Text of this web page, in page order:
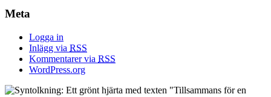
Meta
Logga in
Inlägg via RSS
Kommentarer via RSS
WordPress.org